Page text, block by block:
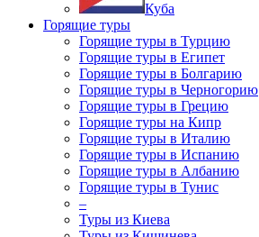
Куба
Горящие туры
Горящие туры в Турцию
Горящие туры в Египет
Горящие туры в Болгарию
Горящие туры в Черногорию
Горящие туры в Грецию
Горящие туры на Кипр
Горящие туры в Италию
Горящие туры в Испанию
Горящие туры в Албанию
Горящие туры в Тунис
–
Туры из Киева